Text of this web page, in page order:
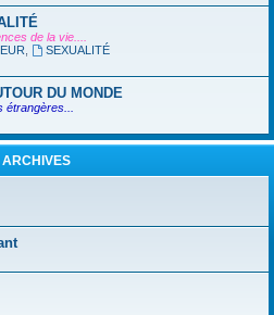
de la vie....
SEXUALITÉ
DU MONDE
ARCHIVES